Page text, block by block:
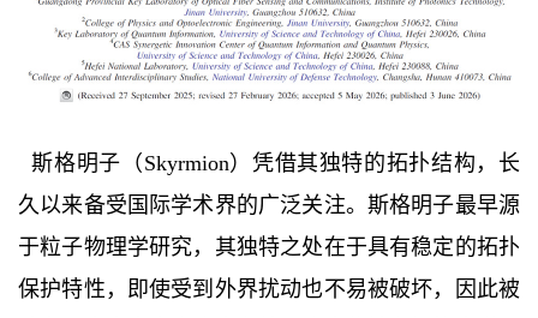
斯格明子（Skyrmion）凭借其独特的拓扑结构，长
久以来备受国际学术界的广泛关注。斯格明子最早源
于粒子物理学研究，其独特之处在于具有稳定的拓扑
保护特性，即使受到外界扰动也不易被破坏，因此被